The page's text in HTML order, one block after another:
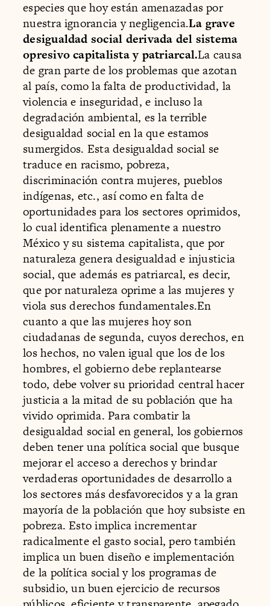
especies que hoy están amenazadas por
nuestra ignorancia y negligencia.La grave
desigualdad social derivada del sistema
opresivo capitalista y patriarcal.La causa
de gran parte de los problemas que azotan
al país, como la falta de productividad, la
violencia e inseguridad, e incluso la
degradación ambiental, es la terrible
desigualdad social en la que estamos
sumergidos. Esta desigualdad social se
traduce en racismo, pobreza,
discriminación contra mujeres, pueblos
indígenas, etc., así como en falta de
oportunidades para los sectores oprimidos,
lo cual identifica plenamente a nuestro
México y su sistema capitalista, que por
naturaleza genera desigualdad e injusticia
social, que además es patriarcal, es decir,
que por naturaleza oprime a las mujeres y
viola sus derechos fundamentales.En
cuanto a que las mujeres hoy son
ciudadanas de segunda, cuyos derechos, en
los hechos, no valen igual que los de los
hombres, el gobierno debe replantearse
todo, debe volver su prioridad central hacer
justicia a la mitad de su población que ha
vivido oprimida. Para combatir la
desigualdad social en general, los gobiernos
deben tener una política social que busque
mejorar el acceso a derechos y brindar
verdaderas oportunidades de desarrollo a
los sectores más desfavorecidos y a la gran
mayoría de la población que hoy subsiste en
pobreza. Esto implica incrementar
radicalmente el gasto social, pero también
implica un buen diseño e implementación
de la política social y los programas de
subsidio, un buen ejercicio de recursos